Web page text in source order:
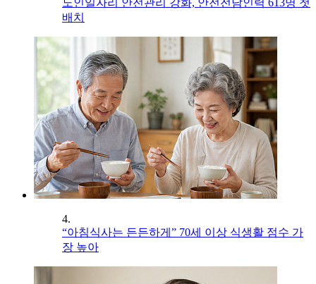
노인일자리 안전관리 강화, 안전전담인력 613명 첫
배치
4.
“아침식사는 든든하게” 70세 이상 식생활 점수 가
장 높아